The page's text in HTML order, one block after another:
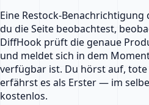
Eine Restock-
du die Seite beobachtest,
DiffHook prüft die genaue
und meldet sich in dem
verfügbar ist. Du hörst auf,
erfährst es als Erster — im
kostenlos.